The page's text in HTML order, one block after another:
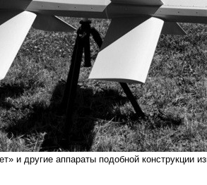
и другие аппараты подобной